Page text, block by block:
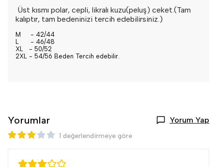
Üst kısmı polar, cepli, likralı kuzu(peluş) ceket.(Tam
kalıptır, tam bedeninizi tercih edebilirsiniz.)
M - 42/44
L - 46/48
XL - 50/52
2XL - 54/56 Beden Tercih edebilir.
Yorumlar Yorum Yap
1 değerlendirmeye göre